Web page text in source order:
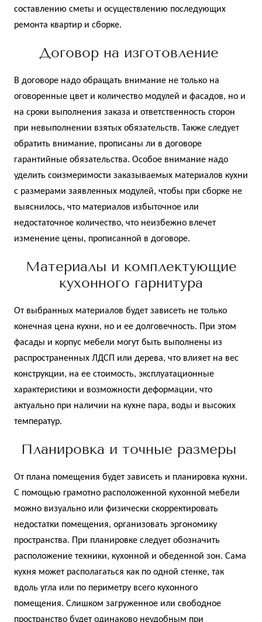
составлению сметы и осуществлению последующих
ремонта квартир и сборке.
Договор на изготовление
В договоре надо обращать внимание не только на
оговоренные цвет и количество модулей и фасадов, но и
на сроки выполнения заказа и ответственность сторон
при невыполнении взятых обязательств. Также следует
обратить внимание, прописаны ли в договоре
гарантийные обязательства. Особое внимание надо
уделить соизмеримости заказываемых материалов кухни
с размерами заявленных модулей, чтобы при сборке не
выяснилось, что материалов избыточное или
недостаточное количество, что неизбежно влечет
изменение цены, прописанной в договоре.
Материалы и комплектующие
кухонного гарнитура
От выбранных материалов будет зависеть не только
конечная цена кухни, но и ее долговечность. При этом
фасады и корпус мебели могут быть выполнены из
распространенных ЛДСП или дерева, что влияет на вес
конструкции, на ее стоимость, эксплуатационные
характеристики и возможности деформации, что
актуально при наличии на кухне пара, воды и высоких
температур.
Планировка и точные размеры
От плана помещения будет зависеть и планировка кухни.
С помощью грамотно расположенной кухонной мебели
можно визуально или физически скорректировать
недостатки помещения, организовать эргономику
пространства. При планировке следует обозначить
расположение техники, кухонной и обеденной зон. Сама
кухня может располагаться как по одной стенке, так
вдоль угла или по периметру всего кухонного
помещения. Слишком загруженное или свободное
пространство будет одинаково неудобным при